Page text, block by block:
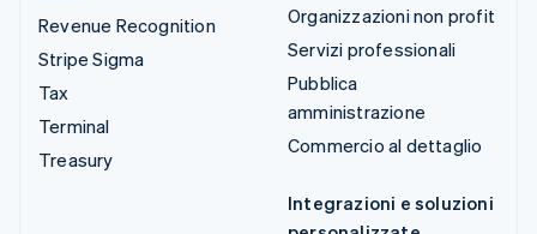
Revenue Recognition
Stripe Sigma
Tax
Terminal
Treasury
Organizzazioni non profit
Servizi professionali
Pubblica
amministrazione
Commercio al dettaglio
Integrazioni e soluzioni